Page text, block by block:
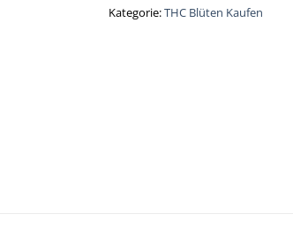
Kategorie:THC Blüten Kaufen